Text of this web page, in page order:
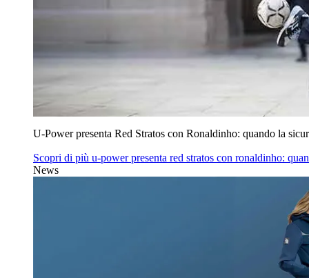
U‑Power presenta Red Stratos con Ronaldinho: quando la
Scopri di più u‑power presenta red stratos con ronaldinho:
News